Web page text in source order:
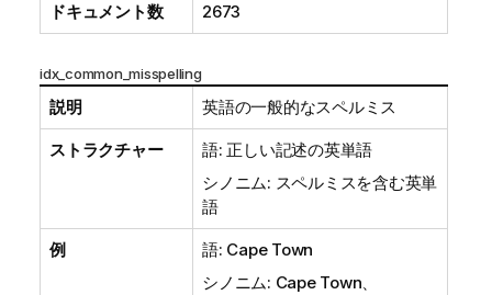
ドキュメント数 2673
idx_common_misspelling
説明 英語の一般的なスペルミス
ストラクチャー
語: 正しい記述の英単語
シノニム: スペルミスを含む英単
語
例
語: Cape Town
シノニム: Cape Town、